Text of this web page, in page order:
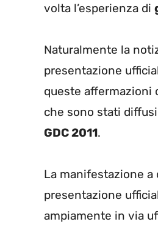
volta l’esperienza di
Naturalmente la
presentazione
queste affermazioni
che sono stati
GDC 2011.
La manifestazione
presentazione
ampiamente in via